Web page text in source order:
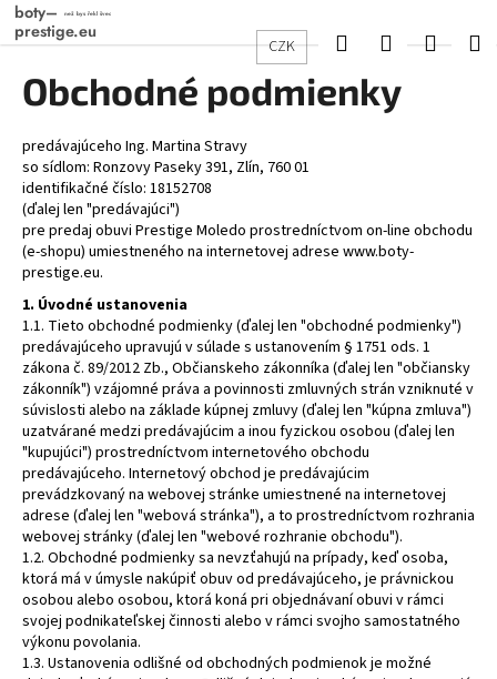
Přejít
obsah
CZK HledatPřihlášení
Obchodné podmienky
predávajúceho Ing. Martina Stravy
so sídlom: Ronzovy Paseky 391, Zlín, 760 01
identifikačné číslo: 18152708
(ďalej len "predávajúci")
pre predaj obuvi Prestige Moledo prostredníctvom on-line obchodu
(e-shopu) umiestneného na internetovej adrese www.boty-
prestige.eu.
1. Úvodné ustanovenia
1.1. Tieto obchodné podmienky (ďalej len "obchodné podmienky")
predávajúceho upravujú v súlade s ustanovením § 1751 ods. 1
zákona č. 89/2012 Zb., Občianskeho zákonníka (ďalej len "občiansky
zákonník") vzájomné práva a povinnosti zmluvných strán vzniknuté v
súvislosti alebo na základe kúpnej zmluvy (ďalej len "kúpna zmluva")
uzatvárané medzi predávajúcim a inou fyzickou osobou (ďalej len
"kupujúci") prostredníctvom internetového obchodu
predávajúceho. Internetový obchod je predávajúcim
prevádzkovaný na webovej stránke umiestnené na internetovej
adrese (ďalej len "webová stránka"), a to prostredníctvom rozhrania
webovej stránky (ďalej len "webové rozhranie obchodu").
1.2. Obchodné podmienky sa nevzťahujú na prípady, keď osoba,
ktorá má v úmysle nakúpiť obuv od predávajúceho, je právnickou
osobou alebo osobou, ktorá koná pri objednávaní obuvi v rámci
svojej podnikateľskej činnosti alebo v rámci svojho samostatného
výkonu povolania.
1.3. Ustanovenia odlišné od obchodných podmienok je možné
o
o
p
o
t
ř
e
b
u
j
e
t
e
n
a
j
í
t
?